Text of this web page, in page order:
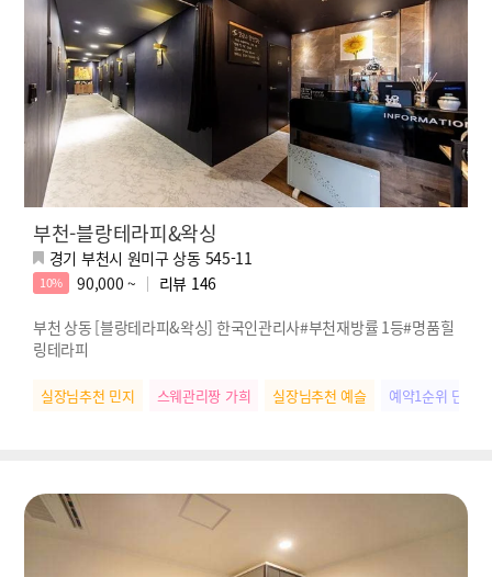
부천-블랑테라피&왁싱
경기 부천시 원미구 상동 545-11
10% 90,000 ~ 리뷰 146
부천 상동 [블랑테라피&왁싱] 한국인관리사#부천재방률 1등#명품힐
링테라피
실장님추천 민지 스웨관리짱 가희 실장님추천 예슬 예약1순위 단비